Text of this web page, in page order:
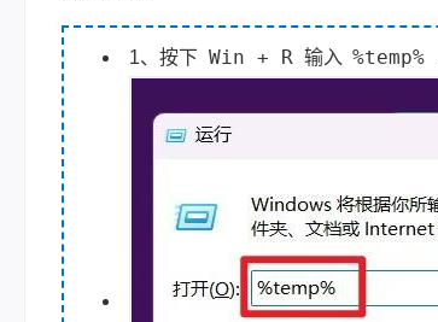
1、按下 Win + R 输入 %temp%